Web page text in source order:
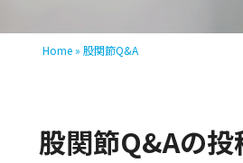
Home» 股関節Q&A
股関節Q&Aの投